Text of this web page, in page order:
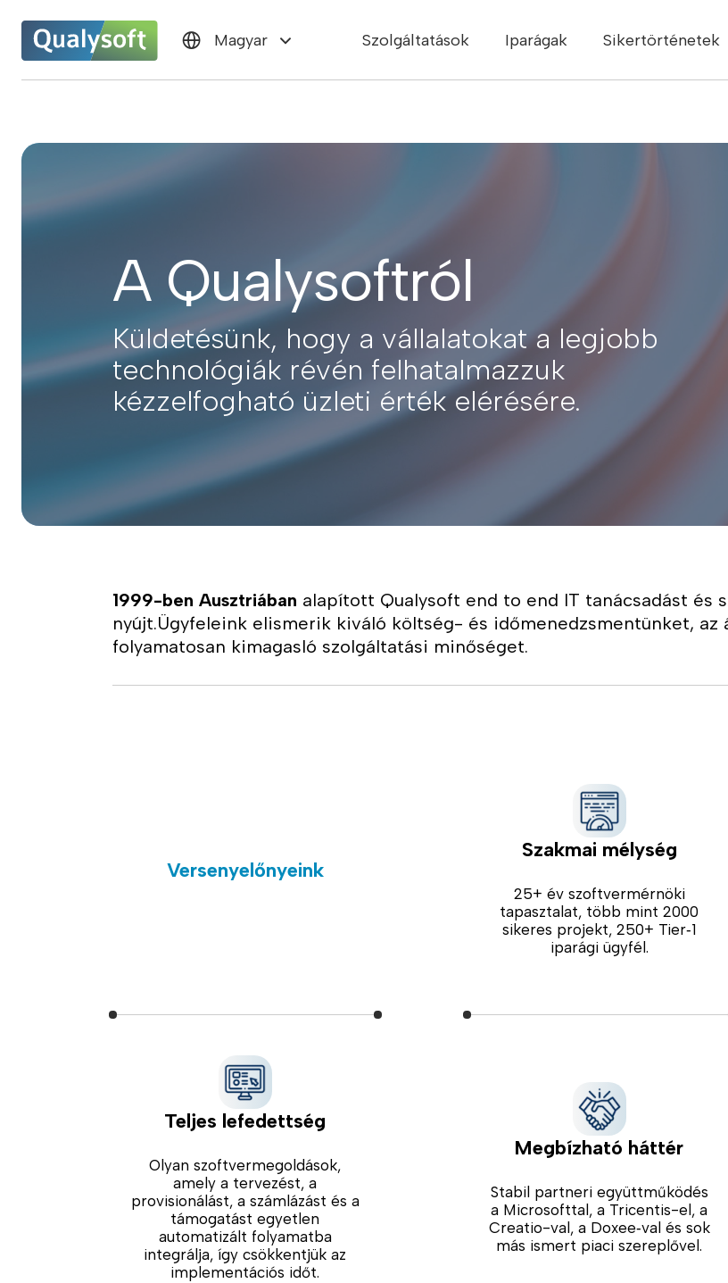
Magyar Szolgáltatások Iparágak Sikertörténetek
A Qualysoftról
Küldetésünk, hogy a vállalatokat a legjobb
technológiák révén felhatalmazzuk
kézzelfogható üzleti érték elérésére.
1999-ben Ausztriában alapított Qualysoft end to end IT tanácsadást és
nyújt.Ügyfeleink elismerik kiváló költség- és időmenedzsmentünket,
folyamatosan kimagasló szolgáltatási minőséget.
Versenyelőnyeink
Szakmai mélység
25+ év szoftvermérnöki
tapasztalat, több mint 2000
sikeres projekt, 250+ Tier‑1
iparági ügyfél.
Teljes lefedettség
Olyan szoftvermegoldások,
amely a tervezést, a
provisionálást, a számlázást és a
támogatást egyetlen
automatizált folyamatba
integrálja, így csökkentjük az
implementációs időt.
Megbízható háttér
Stabil partneri együttműködés
a Microsofttal, a Tricentis-el, a
Creatio-val, a Doxee‑val és sok
más ismert piaci szereplővel.